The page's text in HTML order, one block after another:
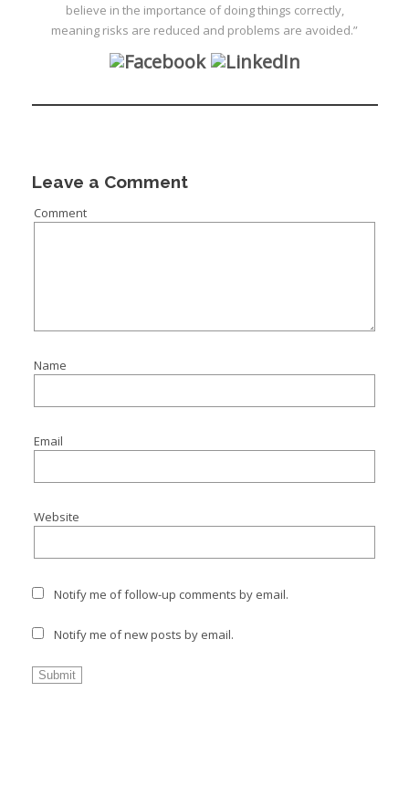
believe in the importance of doing things correctly,
meaning risks are reduced and problems are avoided.”
Leave a Comment
Comment
Name
Email
Website
Notify me of follow-up comments by email.
Notify me of new posts by email.